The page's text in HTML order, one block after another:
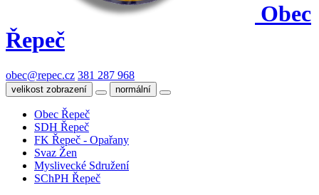
Obec
Řepeč
obec@repec.cz 381 287 968
velikost zobrazení normální
Obec Řepeč
SDH Řepeč
FK Řepeč - Opařany
Svaz Žen
Myslivecké Sdružení
SChPH Řepeč